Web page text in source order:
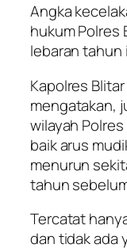
Angka
hukum Polres
lebaran tahun
Kapolres
mengatakan,
wilayah
baik arus
menurun
tahun
Tercatat
dan tidak ada